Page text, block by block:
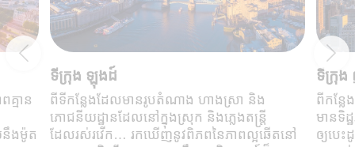
គ្មាន
នឹងម៉ូត
ទីក្រុង ឡុងដ៍
ពីទីកន្លែងដែលមាន​រូបតំណាង​ ហាងស្រា និង
ភោជនីយដ្ឋានដែលនៅក្នុងស្រុក និងភ្លេងតន្ត្រី
ដែលរស់រវើក… រកឃើញនូវពិភពនៃភាពល្អឆើតនៅ
ទីក្រុ
ពីកន្ល
មាន​ទិដ្
ឲ្យបេ